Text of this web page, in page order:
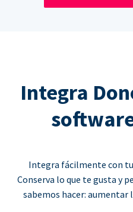
Integra
Integra fácilmente con
Conserva lo que te gusta y
sabemos hacer: aumentar